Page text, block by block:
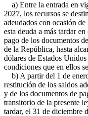
a) Entre la entrada en
2027, los recursos se
adeudados con ocasión
esta deuda a más tardar
pago de los documentos
de la República, hasta
dólares de Estados
condiciones que en ellos
b) A partir del 1 de
restitución de los saldos
y de los documentos de
transitorio de la presente
tardar, el 31 de diciembre